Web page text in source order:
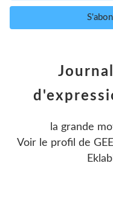
la grande
Voir le profil de